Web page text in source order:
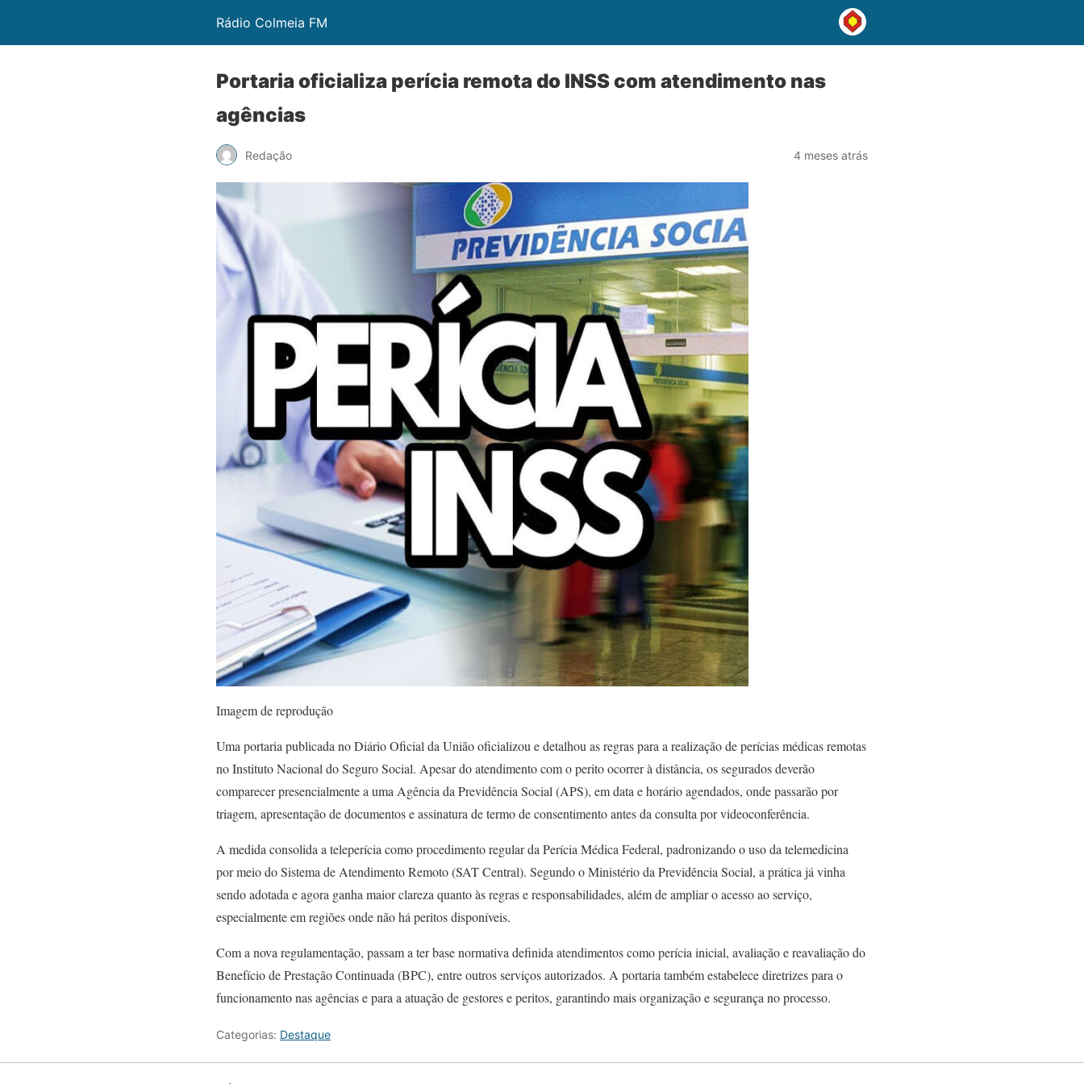
Rádio Colmeia FM
Portaria oficializa perícia remota do INSS com atendimento nas
agências
Redação 4 meses atrás
Imagem de reprodução
Uma portaria publicada no Diário Oficial da União oficializou e detalhou as regras para a realização de perícias médicas remotas
no Instituto Nacional do Seguro Social. Apesar do atendimento com o perito ocorrer à distância, os segurados deverão
comparecer presencialmente a uma Agência da Previdência Social (APS), em data e horário agendados, onde passarão por
triagem, apresentação de documentos e assinatura de termo de consentimento antes da consulta por videoconferência.
A medida consolida a teleperícia como procedimento regular da Perícia Médica Federal, padronizando o uso da telemedicina
por meio do Sistema de Atendimento Remoto (SAT Central). Segundo o Ministério da Previdência Social, a prática já vinha
sendo adotada e agora ganha maior clareza quanto às regras e responsabilidades, além de ampliar o acesso ao serviço,
especialmente em regiões onde não há peritos disponíveis.
Com a nova regulamentação, passam a ter base normativa definida atendimentos como perícia inicial, avaliação e reavaliação do
Benefício de Prestação Continuada (BPC), entre outros serviços autorizados. A portaria também estabelece diretrizes para o
funcionamento nas agências e para a atuação de gestores e peritos, garantindo mais organização e segurança no processo.
Categorias: Destaque